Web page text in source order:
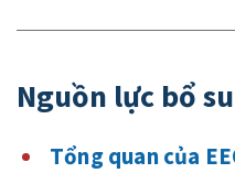
Nguồn lực bổ
Tổng quan của